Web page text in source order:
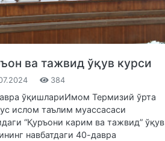
ва тажвид ўқув курси
384
ўқишлариИмом Термизий ўрта
ислом таълим муассасаси
“Қуръони карим ва тажвид” ўқув
навбатдаги 40-давра